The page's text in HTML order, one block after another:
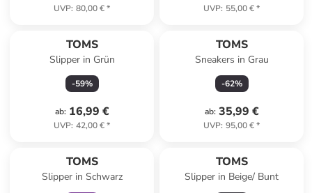
UVP: 80,00 €* UVP: 55,00 €*
TOMS
Slipper in Grün
-59%
ab: 16,99 €
UVP: 42,00 €*
TOMS
Sneakers in Grau
-62%
ab: 35,99 €
UVP: 95,00 €*
TOMS
Slipper in Schwarz
TOMS
Slipper in Beige/ Bunt